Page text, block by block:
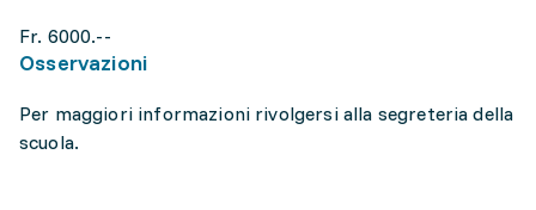
Fr. 6000.--
Osservazioni
Per maggiori informazioni rivolgersi alla segreteria della
scuola.